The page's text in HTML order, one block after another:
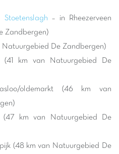
Onze campings zijn ontworpen
gezin, met kwaliteitsvolle
levendige kinderclubs
leeftijden. Na een dag de
van
De Zandbergen
te
kinderen kunnen zich uitleven
genieten van een moment
om onvergetelijke
door de rijkdom van de
met het plezier van de
– in Rheezerveen
Zandbergen)
Natuurgebied De Zandbergen)
(41 km van Natuurgebied De
oldemarkt (46 km van
(47 km van Natuurgebied De
(48 km van Natuurgebied De